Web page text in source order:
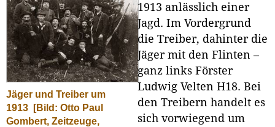
Jäger und Treiber um
1913
[Bild: Otto Paul
Gombert, Zeitzeuge,
1913 anlässlich einer
Jagd. Im Vordergrund
die Treiber, dahinter die
Jäger mit den Flinten –
ganz links Förster
Ludwig Velten H18. Bei
den Treibern handelt es
sich vorwiegend um